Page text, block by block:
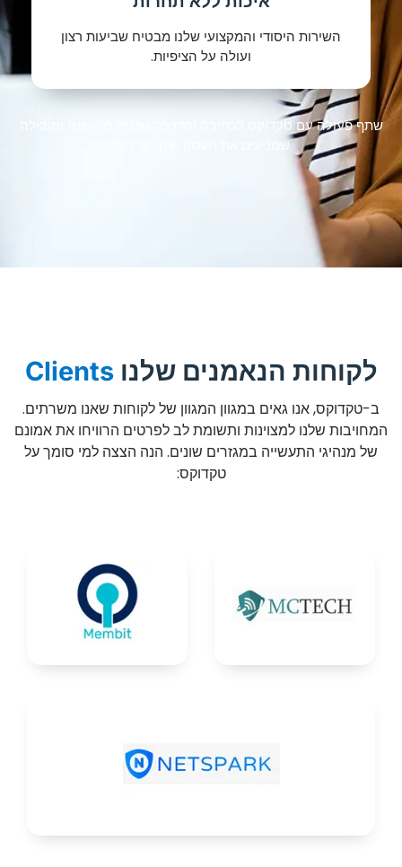
השירות היסודי והמקצועי שלנו מבטיח שביעות רצון
ועולה על הציפיות.
שתף פעולה עם טקדוקס לכתיבה והדרכה טכנית מהימנה ומובילה
שמניעים את העסק שלך קדימה.
לקוחות הנאמנים שלנוClients
ב-טקדוקס, אנו גאים במגוון המגוון של לקוחות שאנו משרתים.
המחויבות שלנו למצוינות ותשומת לב לפרטים הרוויחו את אמונם
של מנהיגי התעשייה במגזרים שונים. הנה הצצה למי סומך על
טקדוקס: